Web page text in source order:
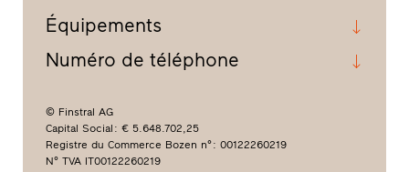
Équipements
Numéro de téléphone
© Finstral AG
Capital Social : € 5.648.702,25
Registre du Commerce Bozen n° : 00122260219
N° TVA IT00122260219